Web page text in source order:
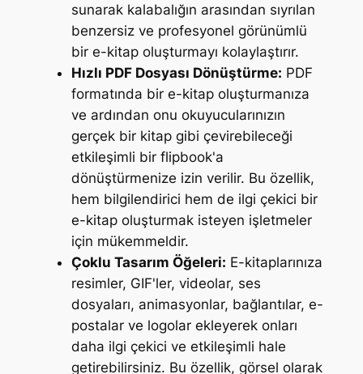
sunarak kalabalığın arasından sıyrılan
benzersiz ve profesyonel görünümlü
bir e-kitap oluşturmayı kolaylaştırır.
Hızlı PDF Dosyası Dönüştürme: PDF
formatında bir e-kitap oluşturmanıza
ve ardından onu okuyucularınızın
gerçek bir kitap gibi çevirebileceği
etkileşimli bir flipbook'a
dönüştürmenize izin verilir. Bu özellik,
hem bilgilendirici hem de ilgi çekici bir
e-kitap oluşturmak isteyen işletmeler
için mükemmeldir.
Çoklu Tasarım Öğeleri: E-kitaplarınıza
resimler, GIF'ler, videolar, ses
dosyaları, animasyonlar, bağlantılar, e-
postalar ve logolar ekleyerek onları
daha ilgi çekici ve etkileşimli hale
getirebilirsiniz. Bu özellik, görsel olarak